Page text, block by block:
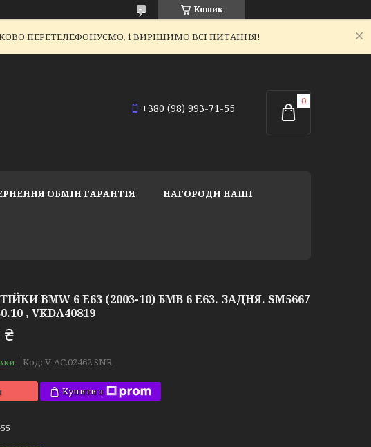
Кошик
ПЕРЕТЕЛЕФОНУЄМО, і ВИРІШИМО ВСІ ПИТАННЯ!
+380 (98) 993-71-55
ОБМІН ГАРАНТІЯ НАГОРОДИ НАШІ
BMW 6 E63 (2003-10) БМВ 6 Е63. ЗАДНЯ. SM5667
, VKDA40819
₴
Код: V-AC.02462.SNR
Купити з